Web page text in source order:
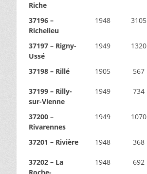
Riche
37196 –
Richelieu
1948 3105
37197 – Rigny-
Ussé
1949 1320
37198 – Rillé 1905 567
37199 – Rilly-
sur-Vienne
1949 734
37200 –
Rivarennes
1949 1070
37201 – Rivière 1948 368
37202 – La
1948 692